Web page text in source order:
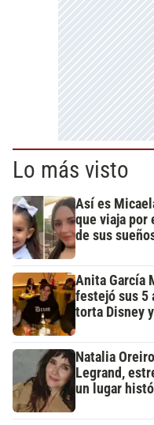
Lo más visto
Así es
que viaja por
de sus
Anita García
festejó sus 5
torta Disney
Natalia
Legrand,
un lugar